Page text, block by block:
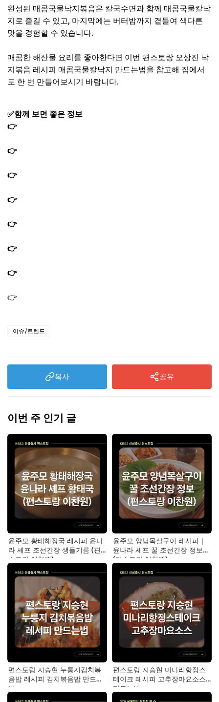
완성된 매콤국물낙지볶음은 칼국수면과 함께 매콤국물칼낙
지로 즐길 수 있고, 마지막에는 버터밥까지 곁들여 색다른
맛을 경험할 수 있습니다.
매콤한 해산물 요리를 좋아한다면 이번 편스토랑 오상진 낙
지볶음 레시피 매콤국물칼낙지 만드는법을 참고해 집에서
도 한 번 만들어보시기 바랍니다.
✅함께 보면 좋은 정보
👉
👉
👉
👉
👉
👉
👉
👉
이슈/트렌드
복사 공유
이번 주 인기 글
윤주모 황태해장국 레시피 윤나
라 셰프 조선간장 생들기름 (편
스토랑 이찬원)
윤주모 양념목살구이 레시피｜
윤나라 셰프 꿀 조선간장 정보
(편스토랑 이찬원)
편스토랑 지승현 누룽지김치볶
음밥 레시피 김치볶음밥 만드는
법
편스토랑 지승현 미나리항정스
테이크 레시피 고추장마요소스
만드는법